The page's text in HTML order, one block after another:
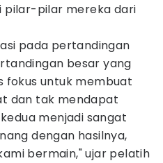
pilar-pilar mereka dari
pada pertandingan
besar yang
fokus untuk membuat
dan tak mendapat
menjadi sangat
dengan hasilnya,
bermain," ujar pelatih